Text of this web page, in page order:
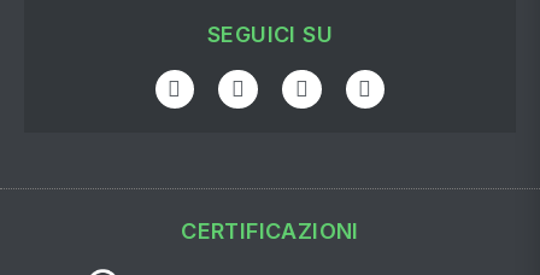
SEGUICI SU
CERTIFICAZIONI